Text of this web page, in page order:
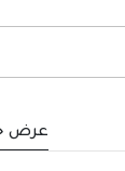
عرض